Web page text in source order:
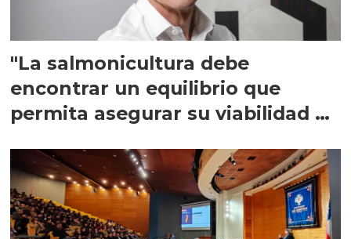
"La salmonicultura debe
encontrar un equilibrio que
permita asegurar su viabilidad de